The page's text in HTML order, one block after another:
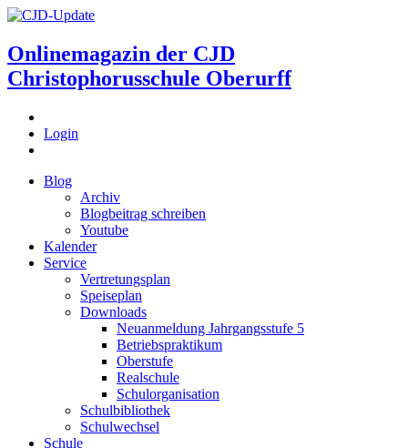
Onlinemagazin der CJD
Christophorusschule Oberurff
Login
Blog
Archiv
Blogbeitrag schreiben
Youtube
Kalender
Service
Vertretungsplan
Speiseplan
Downloads
Neuanmeldung Jahrgangsstufe 5
Betriebspraktikum
Oberstufe
Realschule
Schulorganisation
Schulbibliothek
Schulwechsel
Schule